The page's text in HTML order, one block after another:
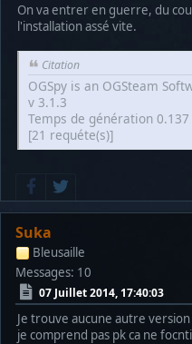
On va entrer en guerre, du
l'installation assé vite.
Citation
OGSpy is an OGSteam
v 3.1.3
Temps de génération 0.137
[21 requéte(s)]
Suka
Bleusaille
Messages: 10
07 Juillet 2014, 17:40:03
Je trouve aucune autre
je comprend pas pk ca ne